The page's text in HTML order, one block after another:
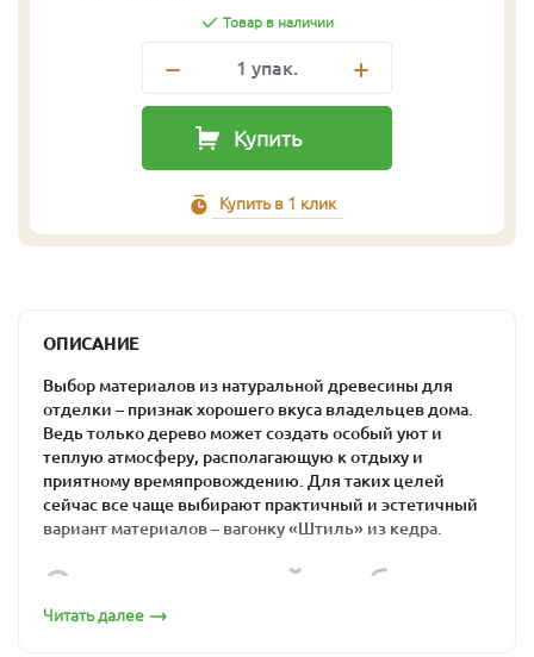
Товар в наличии
1 упак.
Купить
Купить в 1 клик
ОПИСАНИЕ
Выбор материалов из натуральной древесины для
отделки – признак хорошего вкуса владельцев дома.
Ведь только дерево может создать особый уют и
теплую атмосферу, располагающую к отдыху и
приятному времяпровождению. Для таких целей
сейчас все чаще выбирают практичный и эстетичный
вариант материалов – вагонку «Штиль» из кедра.
Оптимальный выбор
для загородного дома
Читать далее